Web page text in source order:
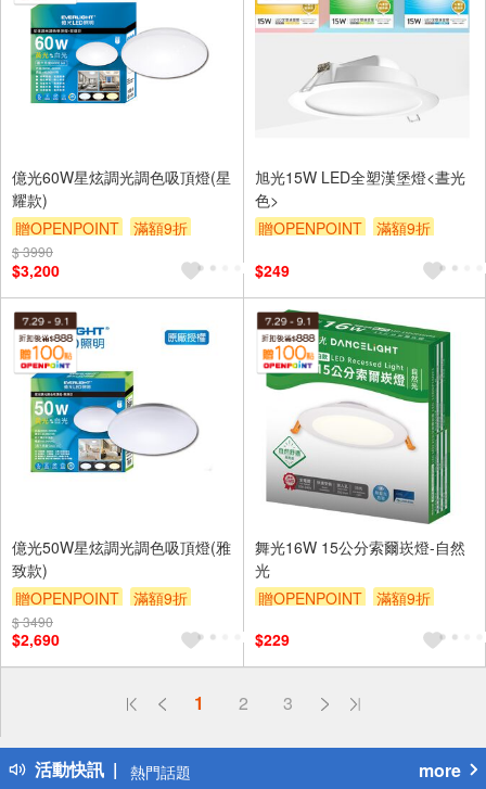
億光60W星炫調光調色吸頂燈(星
耀款)
贈OPENPOINT
滿額9折
贈$200
$ 3990
$3,200
旭光15W LED全塑漢堡燈<晝光
色>
贈OPENPOINT
滿額9折
$249
億光50W星炫調光調色吸頂燈(雅
致款)
贈OPENPOINT
滿額9折
贈$200
$ 3490
$2,690
舞光16W 15公分索爾崁燈-自然
光
贈OPENPOINT
滿額9折
$229
1 2 3
活動快訊
偏遠地區配送
得獎公告
熱門話題
more